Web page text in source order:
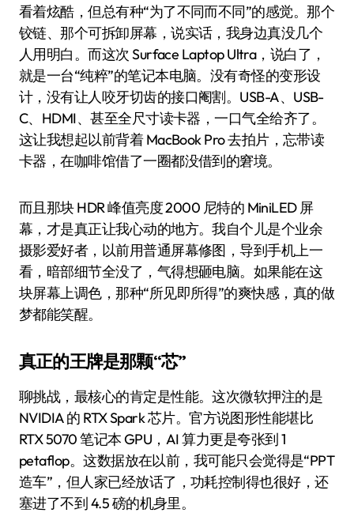
看着炫酷，但总有种“为了不同而不同”的感觉。那个
铰链、那个可拆卸屏幕，说实话，我身边真没几个
人用明白。而这次 Surface Laptop Ultra，说白了，
就是一台“纯粹”的笔记本电脑。没有奇怪的变形设
计，没有让人咬牙切齿的接口阉割。USB-A、USB-
C、HDMI、甚至全尺寸读卡器，一口气全给齐了。
这让我想起以前背着 MacBook Pro 去拍片，忘带读
卡器，在咖啡馆借了一圈都没借到的窘境。
而且那块 HDR 峰值亮度 2000 尼特的 MiniLED 屏
幕，才是真正让我心动的地方。我自个儿是个业余
摄影爱好者，以前用普通屏幕修图，导到手机上一
看，暗部细节全没了，气得想砸电脑。如果能在这
块屏幕上调色，那种“所见即所得”的爽快感，真的做
梦都能笑醒。
真正的王牌是那颗“芯”
聊挑战，最核心的肯定是性能。这次微软押注的是
NVIDIA 的 RTX Spark 芯片。官方说图形性能堪比
RTX 5070 笔记本 GPU，AI 算力更是夸张到 1
petaflop。这数据放在以前，我可能只会觉得是“PPT
造车”，但人家已经放话了，功耗控制得也很好，还
塞进了不到 4.5 磅的机身里。